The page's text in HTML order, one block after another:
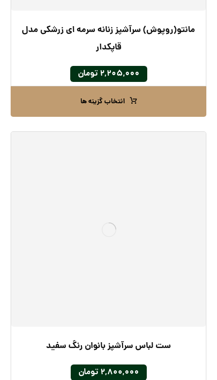
مانتو(روپوش) سرآشپز زنانه سرمه ای زرشکی مدل
قاپکدار
۲,۲۰۵,۰۰۰ تومان
انتخاب گزینه ها
ست لباس سرآشپز بانوان رنگ سفید
۲,۸۰۰,۰۰۰ تومان